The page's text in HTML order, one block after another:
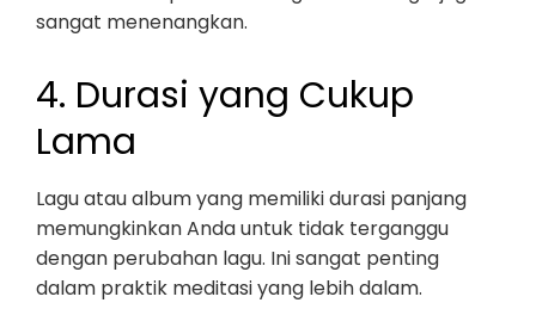
sangat menenangkan.
4. Durasi yang Cukup
Lama
Lagu atau album yang memiliki durasi panjang
memungkinkan Anda untuk tidak terganggu
dengan perubahan lagu. Ini sangat penting
dalam praktik meditasi yang lebih dalam.